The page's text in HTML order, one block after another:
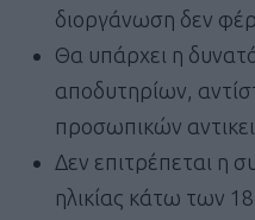
διοργάνωση δεν
Θα υπάρχει η
αποδυτηρίων,
προσωπικών
Δεν επιτρέπεται η
ηλικίας κάτω των